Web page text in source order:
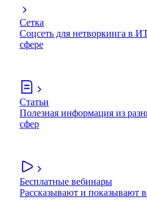
Сетка
Соцсеть для нетворкинга в
сфере
Статьи
Полезная информация из
сфер
Бесплатные вебинары
Рассказывают и показывают